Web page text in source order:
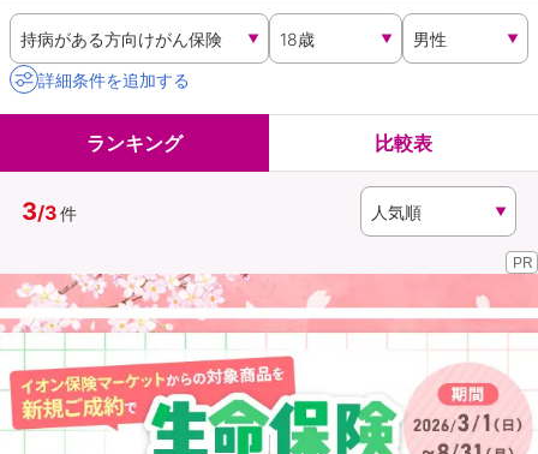
キャンペーン一覧
コラム
イオングループ従業員さま向け
（無料） （無料）
イオンカード会員さま専用保険
詳細条件を追加する
ランキング 比較表
3/3件
PR